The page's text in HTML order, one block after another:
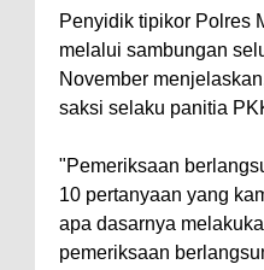
Penyidik tipikor Polres
melalui sambungan
November
saksi selaku panitia
"Pemeriksaan
10 pertanyaan yang
apa dasarnya
pemeriksaan